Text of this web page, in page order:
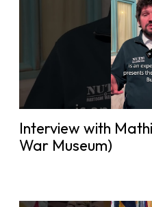
Interview with
War Museum)